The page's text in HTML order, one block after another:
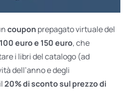
coupon prepagato virtuale del
euro e 150 euro, che
i libri del catalogo (ad
dell’anno e degli
20% di sconto sul prezzo di